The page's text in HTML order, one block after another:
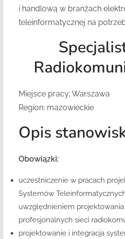
i handlową w branżach
teleinformatycznej na
Miejsce pracy: Warszawa
Region: mazowieckie
Opis
Obowiązki:
uczestniczenie w pracach
Systemów
uwzględnieniem
profesjonalnych sieci
projektowanie i integracja